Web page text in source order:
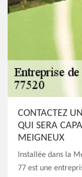
CONTACTEZ
QUI SERA
MEIGNEUX
Installée dans la
77 est une